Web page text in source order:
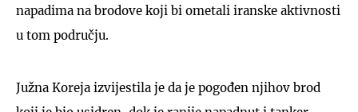
napadima na brodove koji bi ometali iranske aktivnosti
u tom području.
Južna Koreja izvijestila je da je pogođen njihov brod